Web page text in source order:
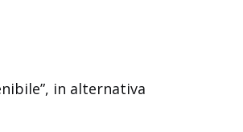
in alternativa